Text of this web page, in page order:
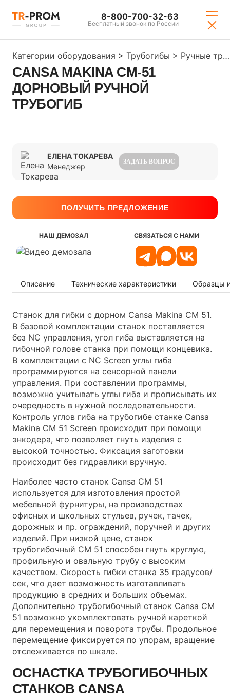
8-800-700-32-63
Бесплатный звонок по России
Категории оборудования > Трубогибы > Ручные трубогибы
CANSA MAKINA CM-51
ДОРНОВЫЙ РУЧНОЙ
ТРУБОГИБ
ЕЛЕНА ТОКАРЕВА
Менеджер
ЗАДАТЬ ВОПРОС
ПОЛУЧИТЬ ПРЕДЛОЖЕНИЕ
НАШ ДЕМОЗАЛ СВЯЗАТЬСЯ С НАМИ
Описание Технические характеристики Образцы
Станок для гибки с дорном Cansa Makina CM 51.
В базовой комплектации станок поставляется
без NC управления, угол гиба выставляется на
гибочной голове станка при помощи концевика.
В комплектации с NC Screen углы гиба
программируются на сенсорной панели
управления. При составлении программы,
возможно учитывать углы гиба и прописывать их
очередность в нужной последовательности.
Контроль углов гиба на трубогибе станке Cansa
Makina CM 51 Screen происходит при помощи
энкодера, что позволяет гнуть изделия с
высокой точностью. Фиксация заготовки
происходит без гидравлики вручную.
Наиболее часто станок Cansa CM 51
используется для изготовления простой
мебельной фурнитуры, на производствах
офисных и школьных стульев, ручек, тачек,
дорожных и пр. ограждений, поручней и других
изделий. При низкой цене, станок
трубогибочный CM 51 способен гнуть круглую,
профильную и овальную трубу с высоким
качеством. Скорость гибки станка 35 градусов/
сек, что дает возможность изготавливать
продукцию в средних и больших объемах.
Дополнительно трубогибочный станок Cansa CM
51 возможно укомплектовать ручной кареткой
для перемещения и поворота трубы. Продольное
перемещение фиксируется по упорам, вращение
отслеживается по шкале.
ОСНАСТКА ТРУБОГИБОЧНЫХ
СТАНКОВ CANSA